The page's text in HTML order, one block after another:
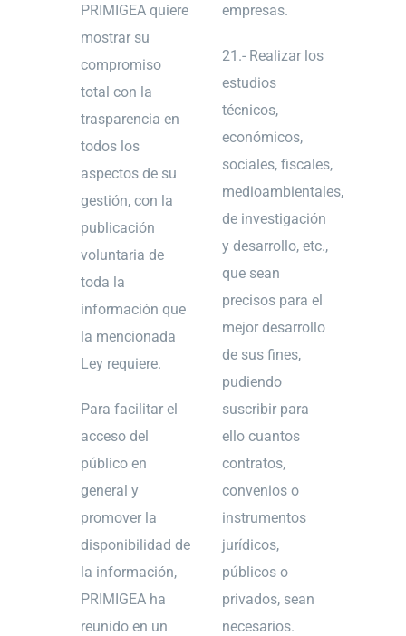
PRIMIGEA quiere
mostrar su
compromiso
total con la
trasparencia en
todos los
aspectos de su
gestión, con la
publicación
voluntaria de
toda la
información que
la mencionada
Ley requiere.
Para facilitar el
acceso del
público en
general y
promover la
disponibilidad de
la información,
PRIMIGEA ha
reunido en un
empresas.
21.- Realizar los
estudios
técnicos,
económicos,
sociales, fiscales,
medioambientales,
de investigación
y desarrollo, etc.,
que sean
precisos para el
mejor desarrollo
de sus fines,
pudiendo
suscribir para
ello cuantos
contratos,
convenios o
instrumentos
jurídicos,
públicos o
privados, sean
necesarios.